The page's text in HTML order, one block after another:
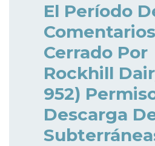
El Período
Cerrado Por
Rockhill
952)
Descarga